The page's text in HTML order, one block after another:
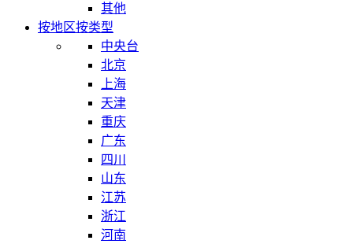
其他
按地区按类型
中央台
北京
上海
天津
重庆
广东
四川
山东
江苏
浙江
河南